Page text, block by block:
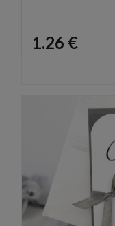
Precio
1.26 €